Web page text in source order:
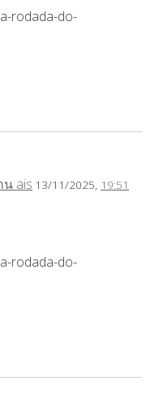
rodada-do-
น ais 13/11/2025, 19:51
rodada-do-